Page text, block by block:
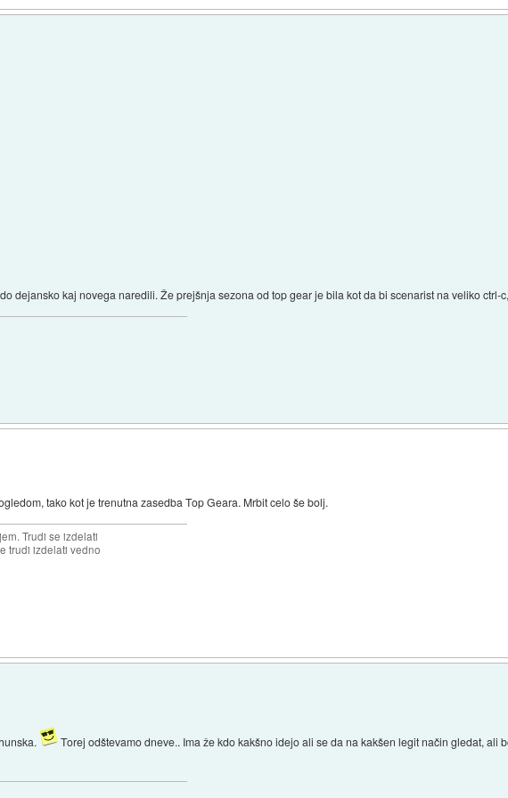
dejansko kaj novega naredili. Že prejšnja sezona od top gear je bila kot da bi scenarist na veliko ctrl-
tako kot je trenutna zasedba Top Geara. Mrbit celo še bolj.
Trudi se izdelati
trudi izdelati vedno
Torej odštevamo dneve.. Ima že kdo kakšno idejo ali se da na kakšen legit način gledat, ali